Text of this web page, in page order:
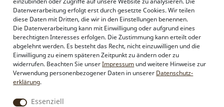
Alpenflüstern
Philosophie
Händlerbereich
Firmenkunden
Sonderanfertigungen
Pressebereich
Kontakt & Impressum
Social Media
Datenverarbeitung erfolgt erst durch gesetzte Cookies. Wir teilen
diese Daten mit Dritten, die wir in den Einstellungen benennen.
Die Datenverarbeitung kann mit Einwilligung oder aufgrund eines
berechtigten Interesses erfolgen. Die Zustimmung kann erteilt oder
abgelehnt werden. Es besteht das Recht, nicht einzuwilligen und die
Einwilligung zu einem späteren Zeitpunkt zu ändern oder zu
widerrufen. Beachten Sie unserImpressum und weitere Hinweise zur
Verwendung personenbezogener Daten in unserer Daten­schutz­
erklärung.
Essenziell